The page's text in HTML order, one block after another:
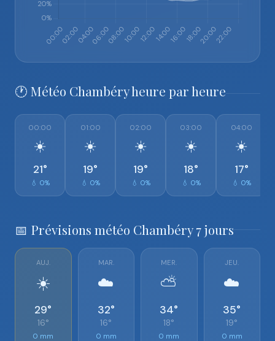
🕐 Météo Chambéry heure par heure
00:00
☀️
21°
💧 0%
01:00
☀️
19°
💧 0%
02:00
☀️
19°
💧 0%
03:00
☀️
18°
💧 0%
04:00
☀️
17°
💧 0%
📅 Prévisions météo Chambéry 7 jours
AUJ.
☀️
29°
16°
0 mm
MAR.
☁️
32°
16°
0 mm
MER.
⛅
34°
18°
0 mm
JEU.
☁️
35°
19°
0 mm